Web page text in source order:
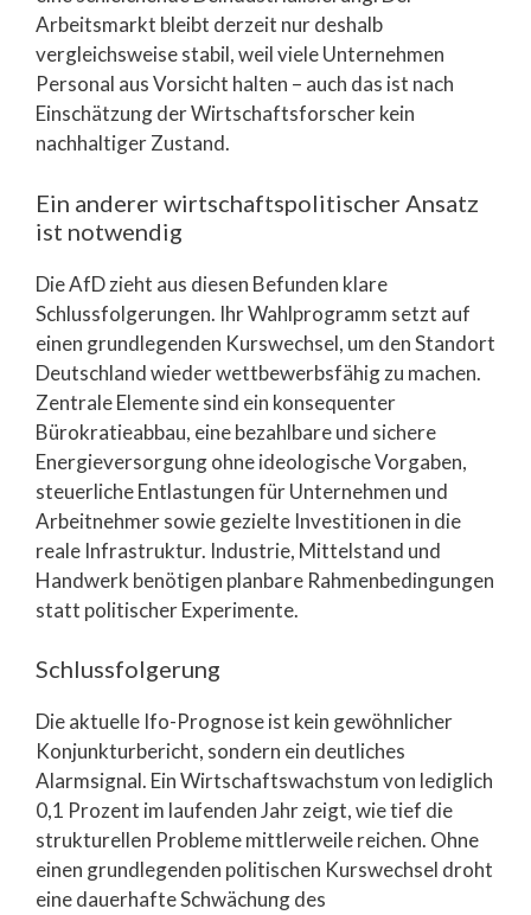
Arbeitsmarkt bleibt derzeit nur deshalb
vergleichsweise stabil, weil viele Unternehmen
Personal aus Vorsicht halten – auch das ist nach
Einschätzung der Wirtschaftsforscher kein
nachhaltiger Zustand.
Ein anderer wirtschaftspolitischer Ansatz
ist notwendig
Die AfD zieht aus diesen Befunden klare
Schlussfolgerungen. Ihr Wahlprogramm setzt auf
einen grundlegenden Kurswechsel, um den Standort
Deutschland wieder wettbewerbsfähig zu machen.
Zentrale Elemente sind ein konsequenter
Bürokratieabbau, eine bezahlbare und sichere
Energieversorgung ohne ideologische Vorgaben,
steuerliche Entlastungen für Unternehmen und
Arbeitnehmer sowie gezielte Investitionen in die
reale Infrastruktur. Industrie, Mittelstand und
Handwerk benötigen planbare Rahmenbedingungen
statt politischer Experimente.
Schlussfolgerung
Die aktuelle Ifo-Prognose ist kein gewöhnlicher
Konjunkturbericht, sondern ein deutliches
Alarmsignal. Ein Wirtschaftswachstum von lediglich
0,1 Prozent im laufenden Jahr zeigt, wie tief die
strukturellen Probleme mittlerweile reichen. Ohne
einen grundlegenden politischen Kurswechsel droht
eine dauerhafte Schwächung des